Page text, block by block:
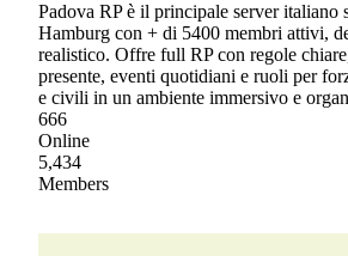
Padova RP è il principale server italiano
Hamburg con + di 5400 membri attivi,
realistico. Offre full RP con regole
presente, eventi quotidiani e ruoli per
e civili in un ambiente immersivo e
666
Online
5,434
Members